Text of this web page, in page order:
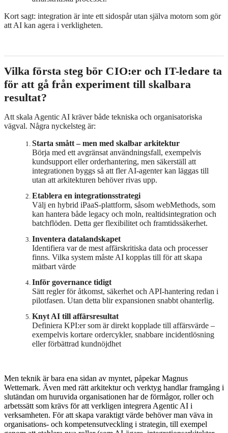
Kort sagt: integration är inte ett sidospår utan själva motorn som gör
att AI kan agera i verkligheten.
Vilka första steg bör CIO:er och IT-ledare ta
för att gå från experiment till skalbara
resultat?
Att skala Agentic AI kräver både tekniska och organisatoriska
vägval. Några nyckelsteg är:
Starta smått – men med skalbar arkitektur
Börja med ett avgränsat användningsfall, exempelvis
kundsupport eller orderhantering, men säkerställ att
integrationen byggs så att fler AI-agenter kan läggas till
utan att arkitekturen behöver rivas upp.
Etablera en integrationsstrategi
Välj en hybrid iPaaS-plattform, såsom webMethods, som
kan hantera både legacy och moln, realtidsintegration och
batchflöden. Detta ger flexibilitet och framtidssäkerhet.
Inventera datalandskapet
Identifiera var de mest affärskritiska data och processer
finns. Vilka system måste AI kopplas till för att skapa
mätbart värde
Inför governance tidigt
Sätt regler för åtkomst, säkerhet och API-hantering redan i
pilotfasen. Utan detta blir expansionen snabbt ohanterlig.
Knyt AI till affärsresultat
Definiera KPI:er som är direkt kopplade till affärsvärde –
exempelvis kortare ordercykler, snabbare incidentlösning
eller förbättrad kundnöjdhet
Men teknik är bara ena sidan av myntet, påpekar Magnus
Wettemark. Även med rätt arkitektur och verktyg handlar framgång i
slutändan om huruvida organisationen har de förmågor, roller och
arbetssätt som krävs för att verkligen integrera Agentic AI i
verksamheten. För att skapa varaktigt värde behöver man väva in
organisations- och kompetensutveckling i strategin, till exempel